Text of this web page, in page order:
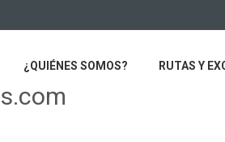
¿QUIÉNES SOMOS? RUTAS Y